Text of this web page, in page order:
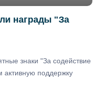
награды "За
знаки "За содействие
поддержку